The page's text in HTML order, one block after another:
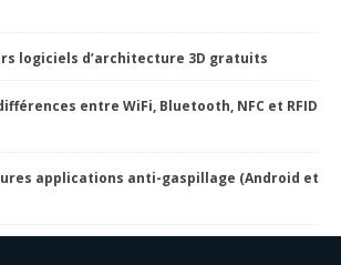
logiciels d’architecture 3D gratuits
entre WiFi, Bluetooth, NFC et RFID
applications anti-gaspillage (Android et